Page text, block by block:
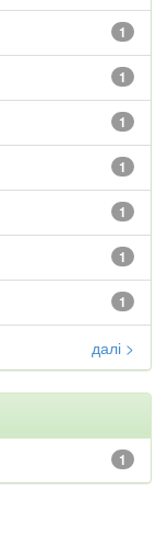
1
1
1
1
1
1
1
далі >
1